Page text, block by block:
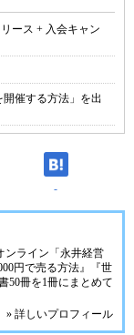
ース + 入会キャン
催する方法」を出
-
ンライン「永井経営
円で売る方法』『世
50冊を1冊にまとめて
» 詳しいプロフィール